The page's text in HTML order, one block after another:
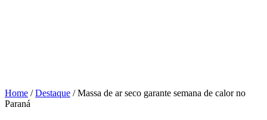
Home /Destaque /Massa de ar seco garante semana de calor no
Paraná